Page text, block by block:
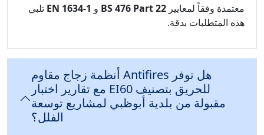
معتمدة وفقاً لمعايير BS 476 Part 22 و EN 1634-1 تلبي
هذه المتطلبات بدقة.
هل توفر Antifires أنظمة زجاج مقاوم
للحريق بتصنيف EI60 مع تقارير اختبار
مقبولة من بلدية أبوظبي لمشاريع توسعة
الفلل؟